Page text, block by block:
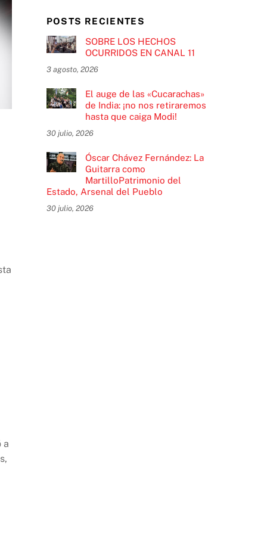
a
POSTS RECIENTES
SOBRE LOS HECHOS
OCURRIDOS EN CANAL 11
3 agosto, 2026
El auge de las «Cucarachas»
de India: ¡no nos retiraremos
hasta que caiga Modi!
30 julio, 2026
Óscar Chávez Fernández: La
Guitarra como
MartilloPatrimonio del
Estado, Arsenal del Pueblo
30 julio, 2026